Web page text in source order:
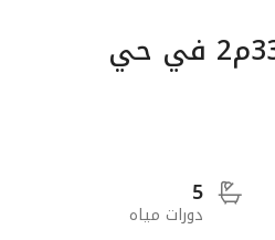
فيلا سكنية 337.5م2 في حي
5
دورات مياه